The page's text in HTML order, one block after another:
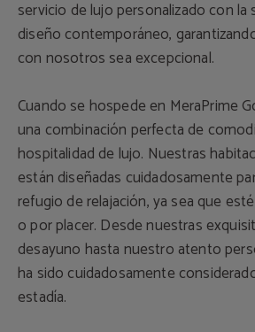
servicio de lujo personalizado con
diseño contemporáneo,
con nosotros sea excepcional.
Cuando se hospede en MeraPrime
una combinación perfecta de
hospitalidad de lujo. Nuestras
están diseñadas cuidadosamente
refugio de relajación, ya sea que
o por placer. Desde nuestras
desayuno hasta nuestro atento
ha sido cuidadosamente
estadía.